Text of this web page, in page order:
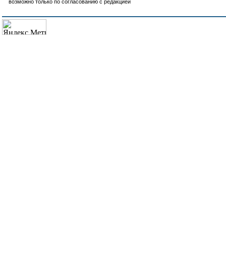
возможно только по согласованию с редакцией